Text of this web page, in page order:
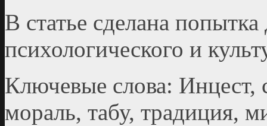
В статье сделана попытка
психологического и
Ключевые слова: Инцест,
мораль, табу, традиция,